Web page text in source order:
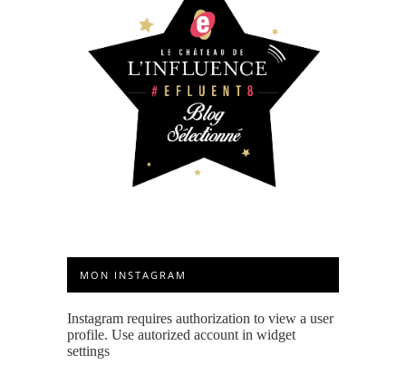
MON INSTAGRAM
Instagram requires authorization to view a user
profile. Use autorized account in widget
settings